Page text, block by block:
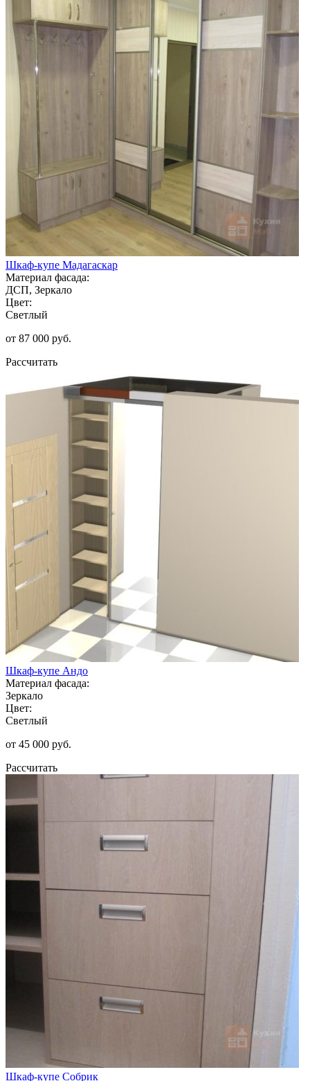
Шкаф-купе Мадагаскар
Материал фасада:
ДСП, Зеркало
Цвет:
Светлый
от 87 000 руб.
Рассчитать
Шкаф-купе Андо
Материал фасада:
Зеркало
Цвет:
Светлый
от 45 000 руб.
Рассчитать
Шкаф-купе Собрик